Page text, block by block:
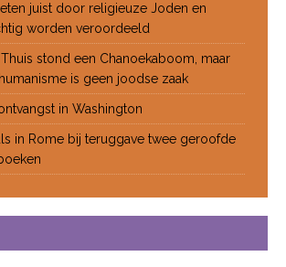
juist door religieuze Joden en
worden veroordeeld
Thuis stond een Chanoekaboom, maar
is geen joodse zaak
in Washington
in Rome bij teruggave twee geroofde